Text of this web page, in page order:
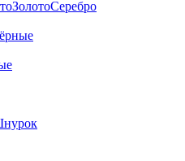
ЗолотоСеребро